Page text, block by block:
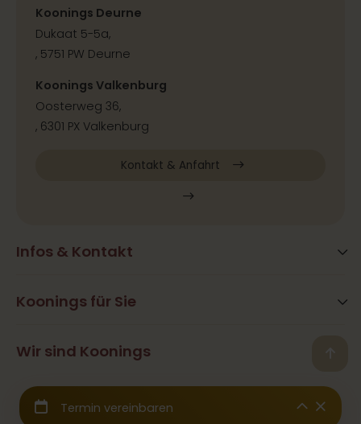
Infos & Kontakt
Häufig gestellte Fragen
Kontakt
Koonings für Sie
Hair&Beauty
Hochzeitskleider
Wir sind Koonings
Team Koonings
Koonings Deurne
Dukaat 5-5a,
, 5751 PW Deurne
Koonings Valkenburg
Oosterweg 36,
, 6301 PX Valkenburg
Kontakt & Anfahrt
Wir sind angeschlossen an die
CBW-Garantiefonds